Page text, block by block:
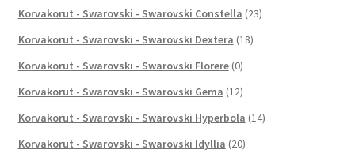
Korvakorut - Swarovski - Swarovski Constella (23)
Korvakorut - Swarovski - Swarovski Dextera (18)
Korvakorut - Swarovski - Swarovski Florere (0)
Korvakorut - Swarovski - Swarovski Gema (12)
Korvakorut - Swarovski - Swarovski Hyperbola (14)
Korvakorut - Swarovski - Swarovski Idyllia (20)